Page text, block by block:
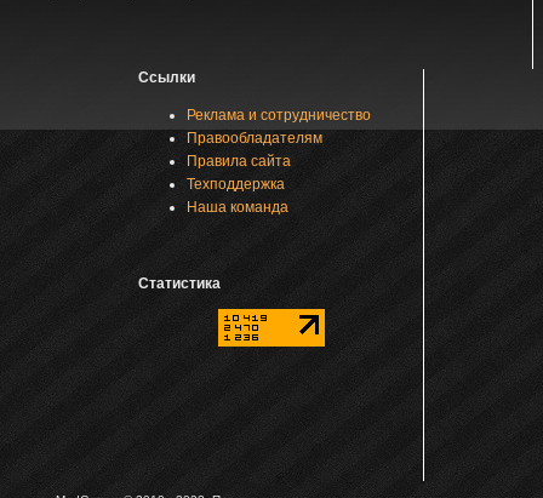
Ссылки
Реклама и сотрудничество
Правообладателям
Правила сайта
Техподдержка
Наша команда
Статистика